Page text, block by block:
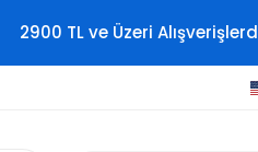
2900 TL ve Üzeri